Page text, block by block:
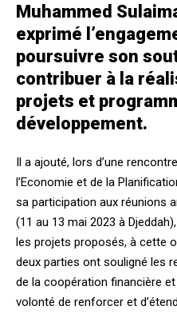
Muhammed
exprimé
poursuivre son
contribuer à la
projets et
développement.
Il a ajouté, lors d’une
l’Economie et de la
sa participation aux réunions
(11 au 13 mai 2023 à
les projets proposés, à cette
deux parties ont souligné les
de la coopération financière
volonté de renforcer et